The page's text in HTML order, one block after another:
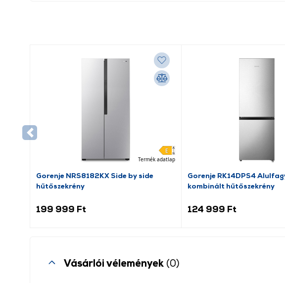
Termék adatlap
Gorenje NRS8182KX Side by side
hűtőszekrény
199 999 Ft
Gorenje RK14DPS4
kombinált hűtőszekrény
124 999 Ft
Vásárlói vélemények (0)